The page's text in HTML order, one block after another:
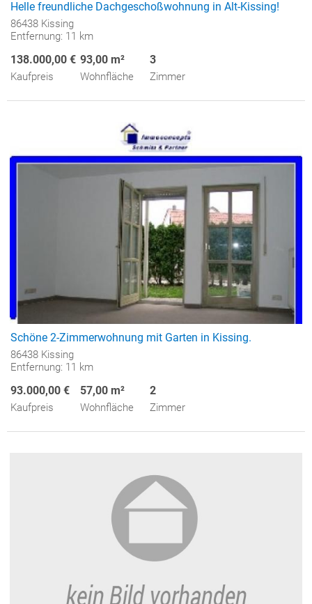
Helle freundliche Dachgeschoßwohnung in Alt-Kissing!
86438 Kissing
Entfernung: 11 km
138.000,00 €
Kaufpreis
93,00 m²
Wohnfläche
3
Zimmer
Schöne 2-Zimmerwohnung mit Garten in Kissing.
86438 Kissing
Entfernung: 11 km
93.000,00 €
Kaufpreis
57,00 m²
Wohnfläche
2
Zimmer